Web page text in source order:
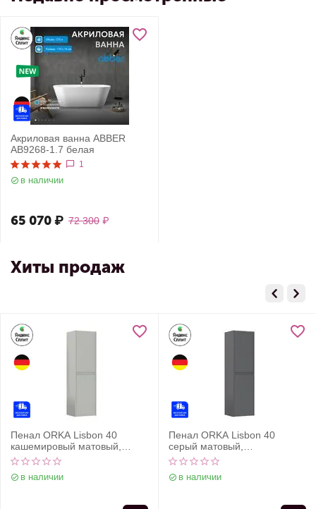
Акриловая ванна ABBER
AB9268-1.7 белая
1
в наличии
72 300 ₽
65 070₽
Хиты продаж
Пенал ORKA Lisbon 40
кашемировый матовый,
универсальный
в наличии
Пенал ORKA Lisbon 40
серый матовый,
универсальный
в наличии